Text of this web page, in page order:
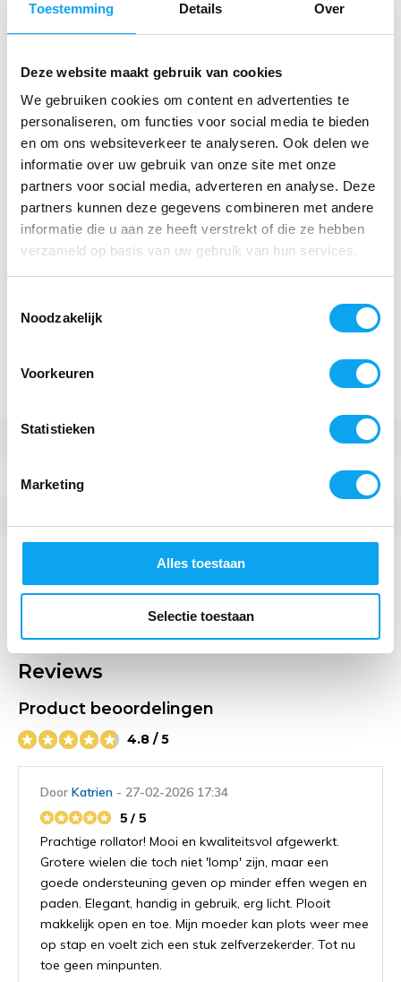
Toestemming Details Over
Deze website maakt gebruik van cookies
We gebruiken cookies om content en advertenties te
personaliseren, om functies voor social media te bieden
en om ons websiteverkeer te analyseren. Ook delen we
informatie over uw gebruik van onze site met onze
partners voor social media, adverteren en analyse. Deze
partners kunnen deze gegevens combineren met andere
informatie die u aan ze heeft verstrekt of die ze hebben
verzameld op basis van uw gebruik van hun services.
Noodzakelijk
Voorkeuren
Statistieken
Marketing
Alles toestaan
Selectie toestaan
handvatten op de juiste hoogte staan. Om dit te doen
gaat u tussen de achterwielen van de rollator staan en
worden vervolgens op polshoogte afgesteld.
Hoe wordt de Acre Carbon Rollator Ultralight by
Acre geleverd?
De Acre Ultralight wordt gratis bij u thuisbezorgd.
Wanneer u de rollator uit de doos heeft gehaald klapt u
deze uit en bevestigd u de boodschappentas op de
juiste hoogte en de rollator is klaar voor gebruik.
Specificaties
Max. gebruikersgewicht 130 kg
Hoogte handgrepen 80 cm - 95 cm
Meer specificaties
Reviews
Product beoordelingen
4.8 / 5
Door Katrien - 27-02-2026 17:34
5 / 5
Prachtige rollator! Mooi en kwaliteitsvol afgewerkt.
Grotere wielen die toch niet 'lomp' zijn, maar een
goede ondersteuning geven op minder effen wegen en
paden. Elegant, handig in gebruik, erg licht. Plooit
makkelijk open en toe. Mijn moeder kan plots weer mee
op stap en voelt zich een stuk zelfverzekerder. Tot nu
toe geen minpunten.